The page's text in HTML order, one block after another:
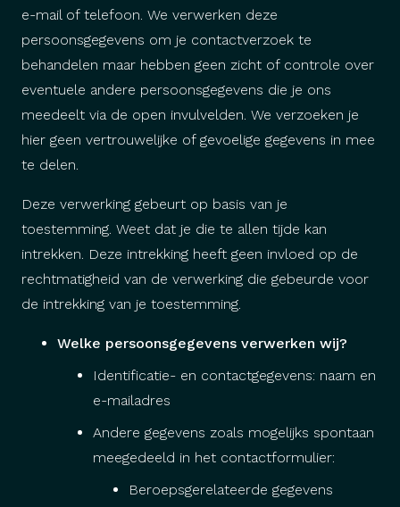
e-mail of telefoon. We verwerken deze
persoonsgegevens om je contactverzoek te
behandelen maar hebben geen zicht of controle over
eventuele andere persoonsgegevens die je ons
meedeelt via de open invulvelden. We verzoeken je
hier geen vertrouwelijke of gevoelige gegevens in mee
te delen.
Deze verwerking gebeurt op basis van je
toestemming. Weet dat je die te allen tijde kan
intrekken. Deze intrekking heeft geen invloed op de
rechtmatigheid van de verwerking die gebeurde voor
de intrekking van je toestemming.
Welke persoonsgegevens verwerken wij?
Identificatie- en contactgegevens: naam en
e-mailadres
Andere gegevens zoals mogelijks spontaan
meegedeeld in het contactformulier:
Beroepsgerelateerde gegevens